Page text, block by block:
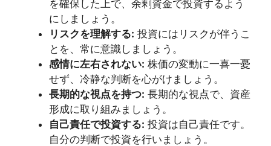
を確保した上で、余剰資金で投資するよう
にしましょう。
リスクを理解する: 投資にはリスクが伴うこ
とを、常に意識しましょう。
感情に左右されない: 株価の変動に一喜一憂
せず、冷静な判断を心がけましょう。
長期的な視点を持つ: 長期的な視点で、資産
形成に取り組みましょう。
自己責任で投資する: 投資は自己責任です。
自分の判断で投資を行いましょう。